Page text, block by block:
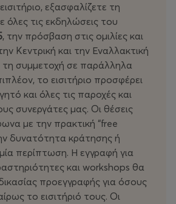
διαδραστικές εμπειρίες
παρεμβάσεις που δίνουν
event.
& θεματικές συναντήσεις –
με κοινό όραμα, συνδεθείτε με
του χώρου.
επετειακές δράσεις –
με ξεχωριστές εκπλήξεις και
του TEDxPatras!
πιο δυναμική και επετειακή
εξασφαλίζετε τη
όλες τις εκδηλώσεις του
, την πρόσβαση στις ομιλίες και
Κεντρική και την Εναλλακτική
τη συμμετοχή σε παράλληλα
το εισιτήριο προσφέρει
και όλες τις παροχές και
συνεργάτες μας. Οι θέσεις
με την πρακτική “free
δυνατότητα κράτησης ή
περίπτωση. Η εγγραφή για
και workshops θα
προεγγραφής για όσους
το εισιτήριό τους. Οι